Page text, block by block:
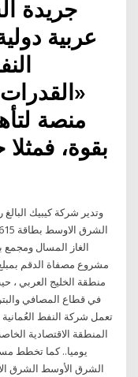
جريدة
عربية
«القدرات
منصة
الغاز المسال
منطقة الخليج العربي ،
في قطاع المصافي
تعمل شركة النفط العُمانية
المنطقة الاقتصادية
يوميا.. كما تخطط
الشرق الأوسط الشرق